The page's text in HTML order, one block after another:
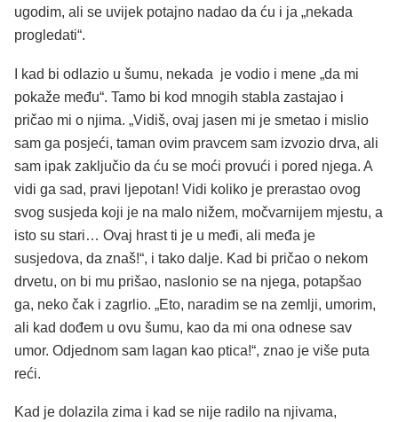
ugodim, ali se uvijek potajno nadao da ću i ja „nekada
progledati“.
I kad bi odlazio u šumu, nekada je vodio i mene „da mi
pokaže među“. Tamo bi kod mnogih stabla zastajao i
pričao mi o njima. „Vidiš, ovaj jasen mi je smetao i mislio
sam ga posjeći, taman ovim pravcem sam izvozio drva, ali
sam ipak zaključio da ću se moći provući i pored njega. A
vidi ga sad, pravi ljepotan! Vidi koliko je prerastao ovog
svog susjeda koji je na malo nižem, močvarnijem mjestu, a
isto su stari… Ovaj hrast ti je u međi, ali međa je
susjedova, da znaš!“, i tako dalje. Kad bi pričao o nekom
drvetu, on bi mu prišao, naslonio se na njega, potapšao
ga, neko čak i zagrlio. „Eto, naradim se na zemlji, umorim,
ali kad dođem u ovu šumu, kao da mi ona odnese sav
umor. Odjednom sam lagan kao ptica!“, znao je više puta
reći.
Kad je dolazila zima i kad se nije radilo na njivama,